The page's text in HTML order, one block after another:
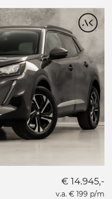
€ 14.945,-
v.a. € 199 p/m